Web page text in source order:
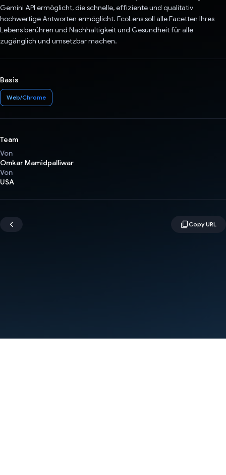
Gemini API ermöglicht, die schnelle, effiziente und qualitativ
hochwertige Antworten ermöglicht. EcoLens soll alle Facetten Ihres
Lebens berühren und Nachhaltigkeit und Gesundheit für alle
zugänglich und umsetzbar machen.
Basis
Web/Chrome
Team
Von
Omkar Mamidpalliwar
Von
USA